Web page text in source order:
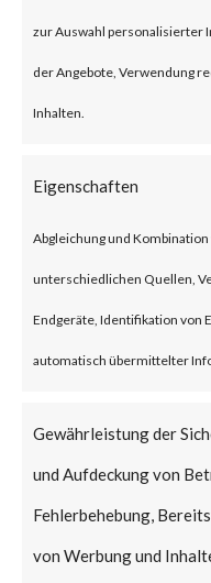
zur Auswahl personalisierter
der Angebote, Verwendung
Inhalten.
Eigenschaften
Abgleichung und Kombination
unterschiedlichen Quellen,
Endgeräte, Identifikation von
automatisch übermittelter
Gewährleistung der
und Aufdeckung von
Fehlerbehebung,
von Werbung und
This is
WinRAR is
exploited as
malware
reportedly
FortiGuard
recommends
What is the